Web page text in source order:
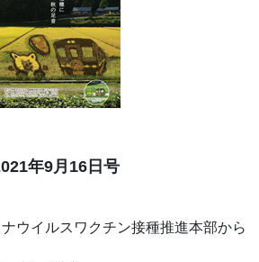
年9月16日号
ウイルスワクチン接種推進本部から